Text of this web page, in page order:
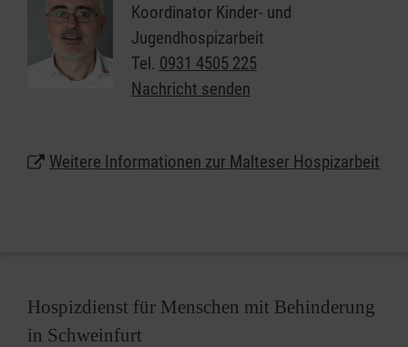
Unsere Malteser Hospizhelfer können hierbei
hilfreich zur Seite stehen. Wir möchten das
belastete soziale Netz stärken und ergänzen und die
Familie begleiten.
junge Mensch, seine Eltern, Geschwister, Großeltern
ebenfallsindividuelle und Gruppenangebote.
Koordinator Kinder- und
Jugendhospizarbeit
Tel. 0931 4505 225
Nachricht senden
Weitere Informationen zur Malteser Hospizarbeit
Hospizdienst für Menschen mit Behinderung
in Schweinfurt